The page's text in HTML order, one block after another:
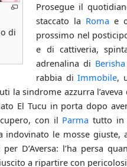
di
Prosegue il
staccato la Roma e
prossimo nel
e di cattiveria,
adrenalina di Berisha
rabbia diImmobile,
la sindrome azzurra
El Tucu in porta dopo
con il Parma tutto in
indovinato le mosse
D’Aversa: l’ha persa
a ripartire con